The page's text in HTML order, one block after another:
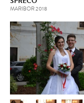
MARIBOR2018